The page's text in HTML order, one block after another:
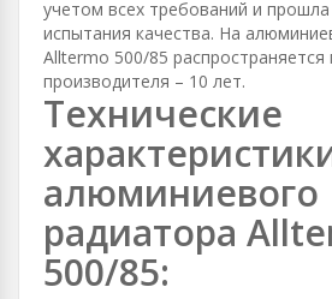
учетом всех требований и
испытания качества. На
Alltermo 500/85 распространяется
производителя – 10 лет.
Технические
алюминиевого
радиатора
500/85: